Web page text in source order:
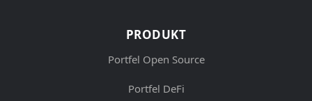
PRODUKT
Portfel Open Source
Portfel DeFi